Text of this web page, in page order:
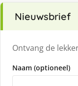
Nieuwsbrief
Ontvang de
Naam (optioneel)